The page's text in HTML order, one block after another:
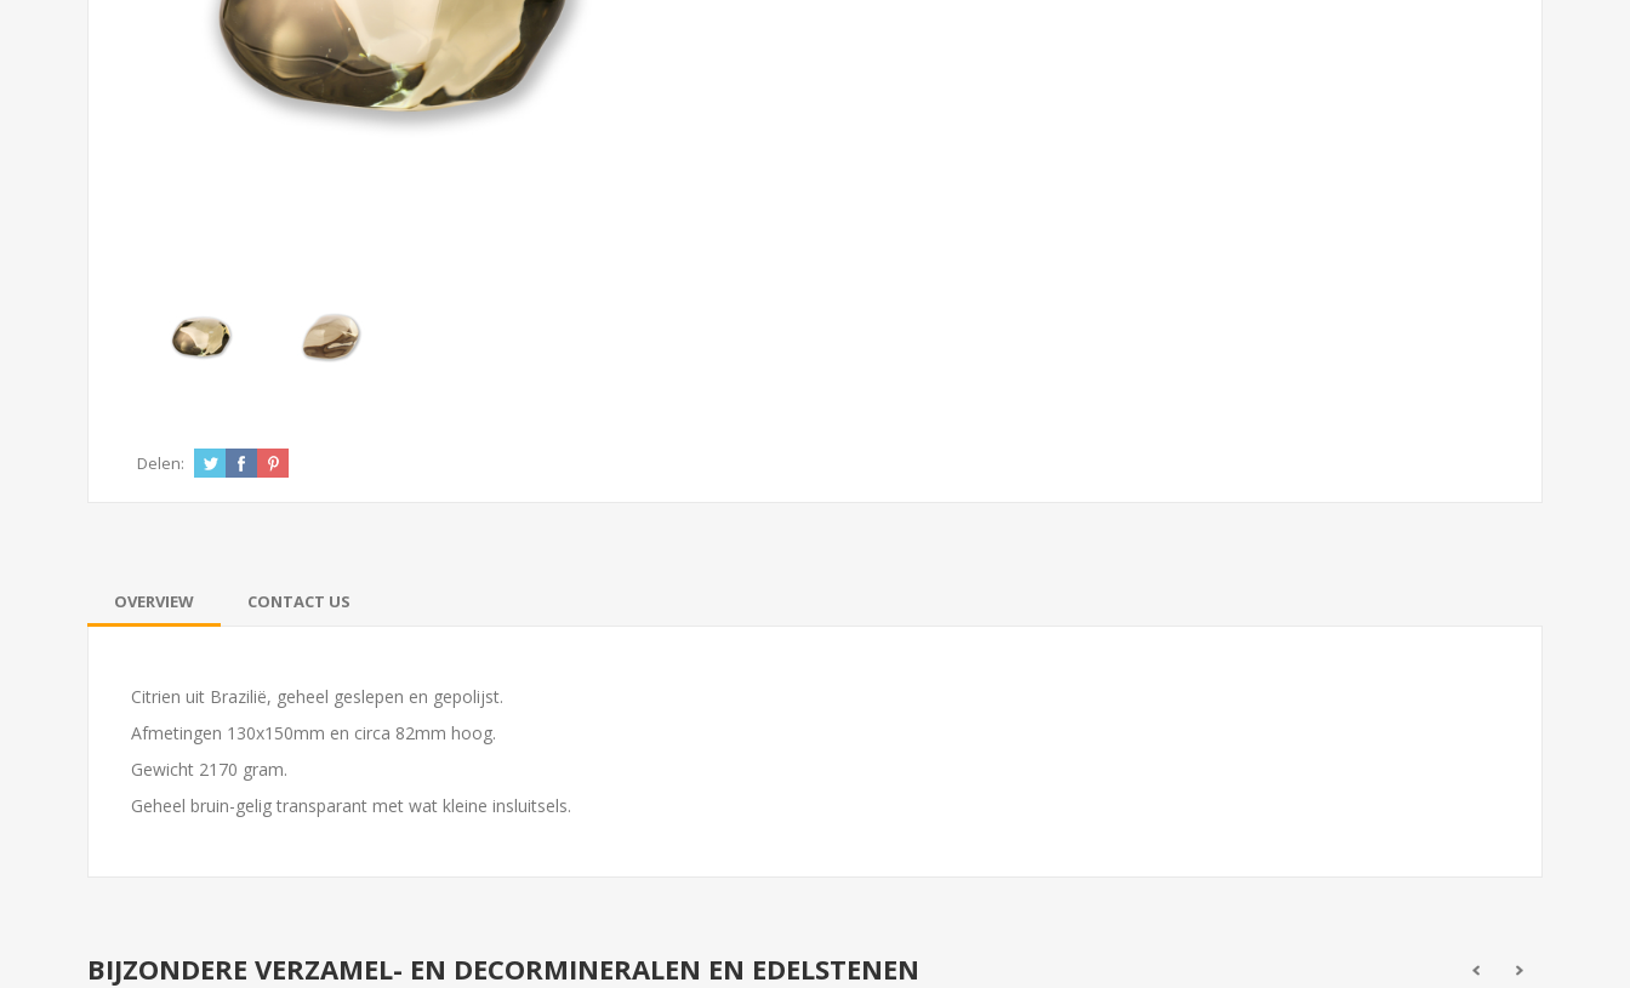
Delen:
OVERVIEW CONTACT US
Citrien uit Brazilië, geheel geslepen en gepolijst.
Afmetingen 130x150mm en circa 82mm hoog.
Gewicht 2170 gram.
Geheel bruin-gelig transparant met wat kleine insluitsels.
BIJZONDERE VERZAMEL- EN DECORMINERALEN EN EDELSTENEN